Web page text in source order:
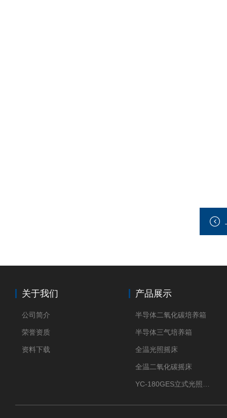
关于我们
公司简介
荣誉资质
资料下载
产品展示
半导体二氧化碳培养箱
半导体三气培养箱
全温光照摇床
全温二氧化碳摇床